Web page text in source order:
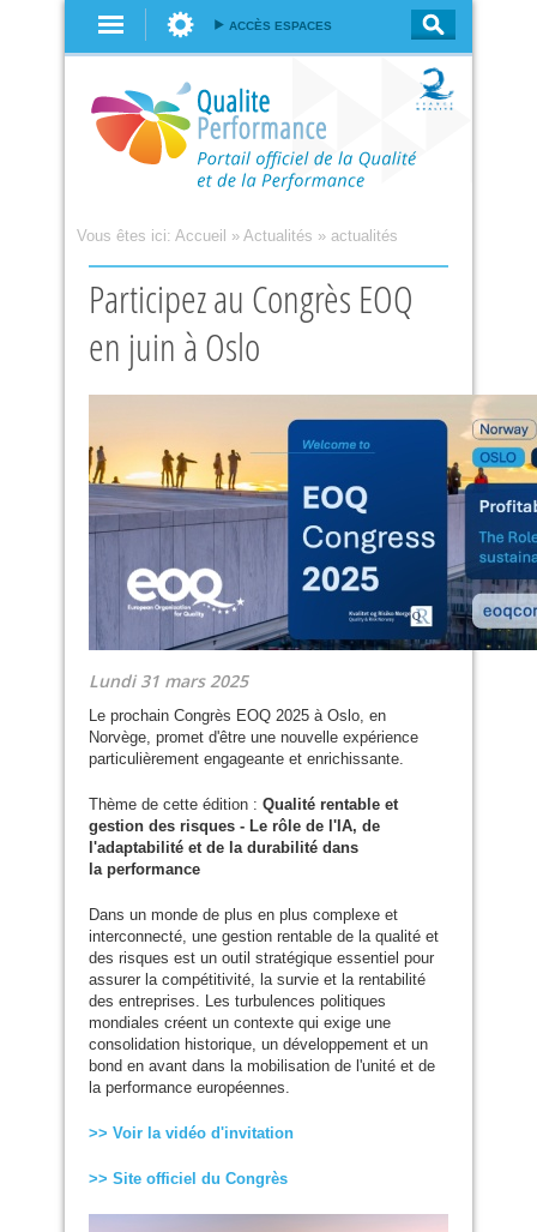
ACCÈS ESPACES
Vous êtes ici: Accueil » Actualités » actualités
Participez au Congrès EOQ
en juin à Oslo
Lundi 31 mars 2025
Le prochain Congrès EOQ 2025 à Oslo, en
Norvège, promet d'être une nouvelle expérience
particulièrement engageante et enrichissante.
Thème de cette édition : Qualité rentable et
gestion des risques - Le rôle de l' IA, de
l'adaptabilité et de la durabilité dans
la performance
Dans un monde de plus en plus complexe et
interconnecté, une gestion rentable de la qualité et
des risques est un outil stratégique essentiel pour
assurer la compétitivité, la survie et la rentabilité
des entreprises. Les turbulences politiques
mondiales créent un contexte qui exige une
consolidation historique, un développement et un
bond en avant dans la mobilisation de l'unité et de
la performance européennes.
>> Voir la vidéo d'invitation
>> Site officiel du Congrès